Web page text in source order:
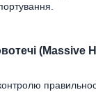
(Massive